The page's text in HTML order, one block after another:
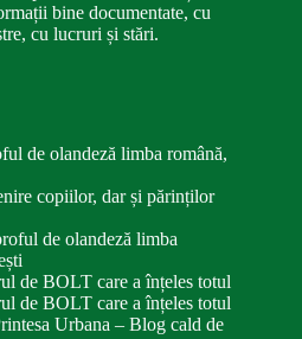
bine documentate, cu
cu lucruri și stări.
de olandeză limba română,
copiilor, dar și părinților
de olandeză limba
de BOLT care a înțeles totul
de BOLT care a înțeles totul
Urbana – Blog cald de